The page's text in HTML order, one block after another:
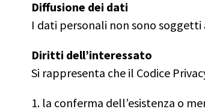
Diffusione dei dati
I dati personali non sono soggetti
Diritti dell’interessato
Si rappresenta che il Codice
1. la conferma dell’esistenza o